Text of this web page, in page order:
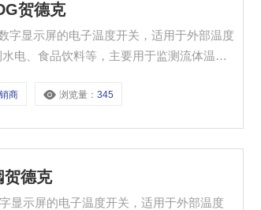
贺德克
字显示屏的电子温度开关，适用于外部温度
电、食品饮料等，主要用于监测流体温
商 浏览量：345
贺德克
显示屏的电子温度开关，适用于外部温度